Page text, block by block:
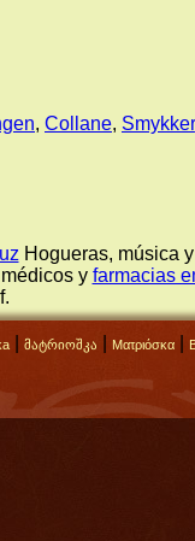
, Collane, Smykker
Hogueras, música
y farmacias
მატრიოშკა Ματριόσκα